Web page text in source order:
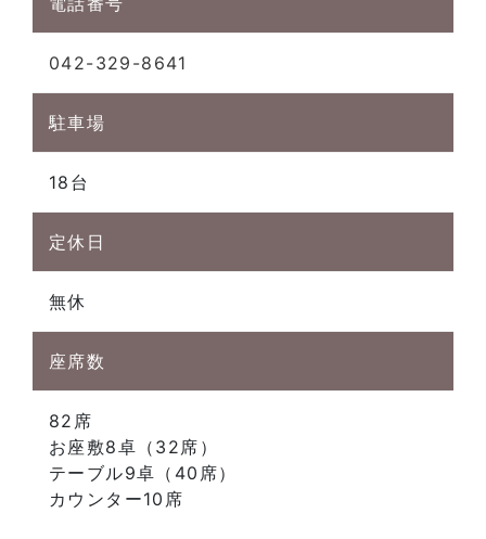
042-329-8641
駐車場
18台
定休日
無休
座席数
82席
お座敷8卓（32席）
テーブル9卓（40席）
カウンター10席